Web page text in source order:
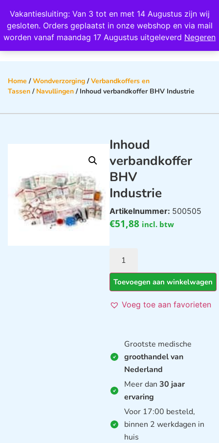
Vakantiesluiting: Van 3 tot en met 14 Augustus zijn wij
gesloten. Orders geplaatst in onze webshop en via mail
worden vanaf maandag 17 Augustus uitgeleverd Negeren
Wij scoren een 4,8 op Google
Home /Wondverzorging /Verbandkoffers en
Tassen / Navullingen / Inhoud verbandkoffer BHV Industrie
Inhoud
verbandkoffer
BHV
Industrie
Artikelnummer: 500505
€51,88 incl. btw
Toevoegen aan winkelwagen
Voeg toe aan favorieten
Grootste medische
groothandel van
Nederland
Meer dan 30 jaar
ervaring
Voor 17:00 besteld,
binnen 2 werkdagen in
huis